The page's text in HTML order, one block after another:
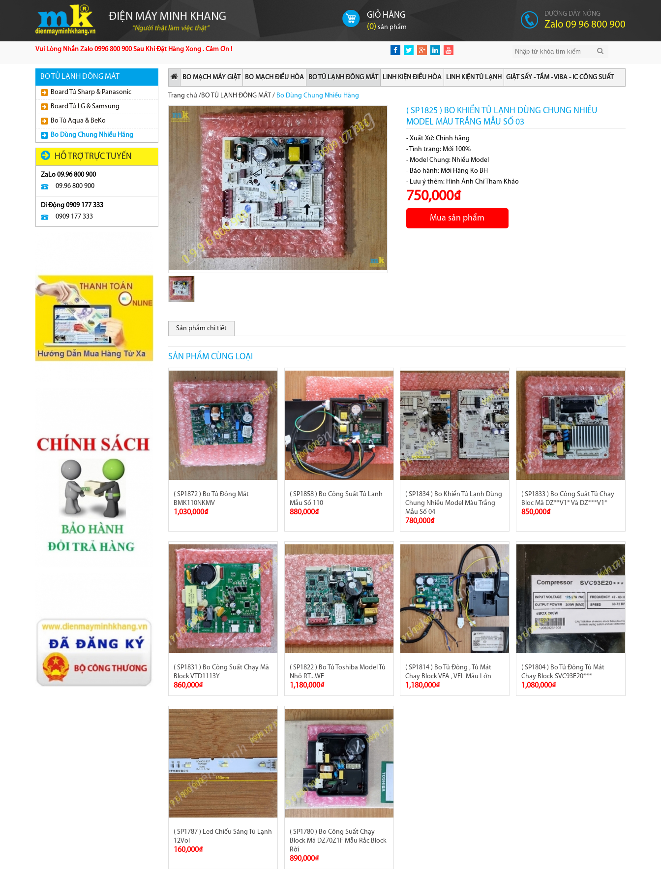
GIỎ HÀNG
(0) sản phẩm
ĐƯỜNG DÂY NÓNG
Zalo 09 96 800 900
Vui Lòng Nhắn Zalo 0996 800 900 Sau Khi Đặt Hàng Xong . Cảm Ơn !
BO TỦ LẠNH ĐÔNG MÁT
Board Tủ Sharp & Panasonic
Board Tủ LG & Samsung
Bo Tủ Aqua & BeKo
Bo Dùng Chung Nhiều Hãng
HỖ TRỢ TRỰC TUYẾN
ZaLo 09.96 800 900
09.96 800 900
Di Động 0909 177 333
0909 177 333
BO MẠCH MÁY GIẶT BO MẠCH ĐIỀU HÒA BO TỦ LẠNH ĐÔNG MÁT LINH KIỆN ĐIỀU HÒA LINH KIỆN TỦ LẠNH GIẶT SẤY - TẮM - VIBA - IC CÔNG SUẤT
Trang chủ /BO TỦ LẠNH ĐÔNG MÁT / Bo Dùng Chung Nhiều Hãng
( SP1825 ) BO KHIỂN TỦ LẠNH DÙNG CHUNG NHIỀU
MODEL MÀU TRẮNG MẪU SỐ 03
- Xuất Xứ: Chính hãng
- Tình trạng: Mới 100%
- Model Chung: Nhiều Model
- Bảo hành: Mới Hãng Ko BH
- Lưu ý thêm: Hình Ảnh Chỉ Tham Khảo
750,000₫
Mua sản phẩm
Sản phẩm chi tiết
SẢN PHẨM CÙNG LOẠI
( SP1872 ) Bo Tủ Đông Mát
BMK110NKMV
1,030,000₫
( SP1858 ) Bo Công Suất Tủ Lạnh
Mẫu Số 110
880,000₫
( SP1834 ) Bo Khiển Tủ Lạnh Dùng
Chung Nhiều Model Màu Trắng
Mẫu Số 04
780,000₫
( SP1833 ) Bo Công Suất Tủ Chạy
Bloc Mã DZ**V1* Và DZ***V1*
850,000₫
( SP1831 ) Bo Công Suất Chạy Mã
Block VTD1113Y
860,000₫
( SP1822 ) Bo Tủ Toshiba Model Tủ
Nhỏ RT...WE
1,180,000₫
( SP1814 ) Bo Tủ Đông , Tủ Mát
Chạy Block VFA , VFL Mẫu Lớn
1,180,000₫
( SP1804 ) Bo Tủ Đông Tủ Mát
Chạy Block SVC93E20***
1,080,000₫
( SP1787 ) Led Chiếu Sáng Tủ Lạnh
12Vol
160,000₫
( SP1780 ) Bo Công Suất Chạy
Block Mã DZ70Z1F Mẫu Rắc Block
Rời
890,000₫